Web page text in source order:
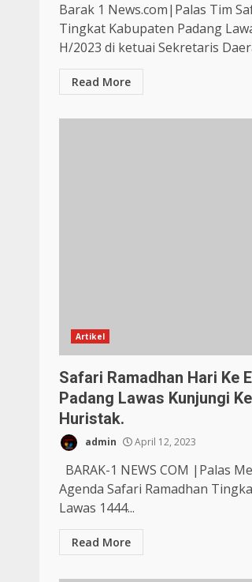
Barak 1 News.com|Palas Tim
Tingkat Kabupaten Padang
H/2023 di ketuai Sekretaris
Read More
Artikel
Safari Ramadhan Hari Ke
Padang Lawas Kunjungi
Huristak.
admin April 12, 2023
BARAK-1 NEWS COM |Palas
Agenda Safari Ramadhan
Lawas 1444...
Read More